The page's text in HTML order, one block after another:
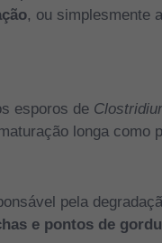
, ou simplesmente
esporos de
longa como
pela
e pontos de